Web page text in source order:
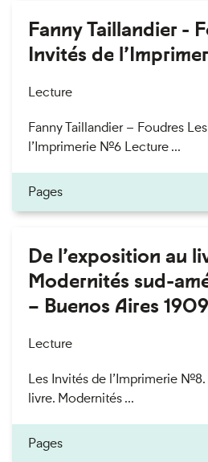
Fanny Taillandier -
Invités de
Lecture
Fanny Taillandier – Foudres
l’Imprimerie n°6 Lecture ...
Pages
De l’exposition au
Modernités sud-
– Buenos Aires 1909
Lecture
Les Invités de l’Imprimerie
livre. Modernités ...
Pages